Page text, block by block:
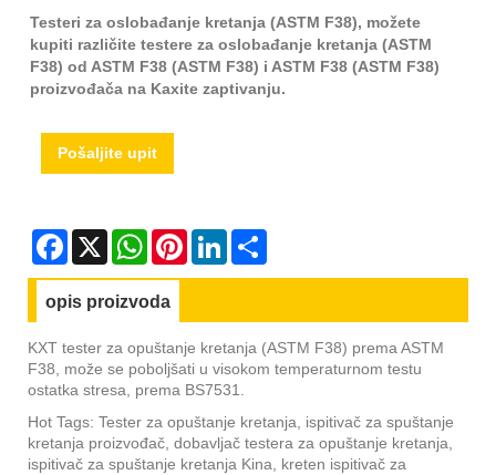
Testeri za oslobađanje kretanja (ASTM F38), možete
kupiti različite testere za oslobađanje kretanja (ASTM
F38) od ASTM F38 (ASTM F38) i ASTM F38 (ASTM F38)
proizvođača na Kaxite zaptivanju.
Pošaljite upit
Facebook
X WhatsAppPinterestLinkedIn
opis proizvoda
KXT tester za opuštanje kretanja (ASTM F38) prema ASTM
F38, može se poboljšati u visokom temperaturnom testu
ostatka stresa, prema BS7531.
Hot Tags: Tester za opuštanje kretanja, ispitivač za spuštanje
kretanja proizvođač, dobavljač testera za opuštanje kretanja,
ispitivač za spuštanje kretanja Kina, kreten ispitivač za